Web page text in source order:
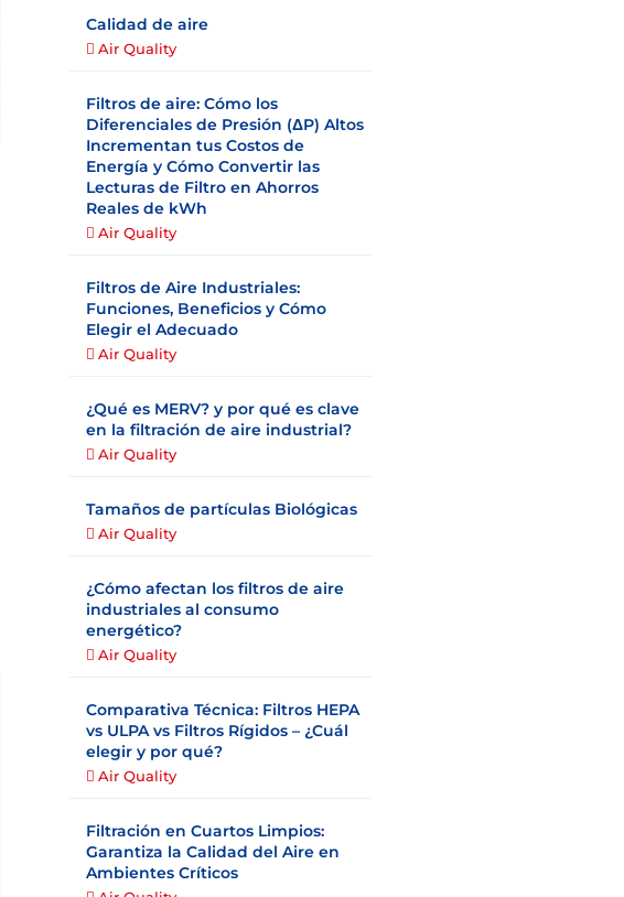
Calidad de aire
Air Quality
Filtros de aire: Cómo los
Diferenciales de Presión (ΔP) Altos
Incrementan tus Costos de
Energía y Cómo Convertir las
Lecturas de Filtro en Ahorros
Reales de kWh
Air Quality
Filtros de Aire Industriales:
Funciones, Beneficios y Cómo
Elegir el Adecuado
Air Quality
¿Qué es MERV? y por qué es clave
en la filtración de aire industrial?
Air Quality
Tamaños de partículas Biológicas
Air Quality
¿Cómo afectan los filtros de aire
industriales al consumo
energético?
Air Quality
Comparativa Técnica: Filtros HEPA
vs ULPA vs Filtros Rígidos – ¿Cuál
elegir y por qué?
Air Quality
Filtración en Cuartos Limpios:
Garantiza la Calidad del Aire en
Ambientes Críticos